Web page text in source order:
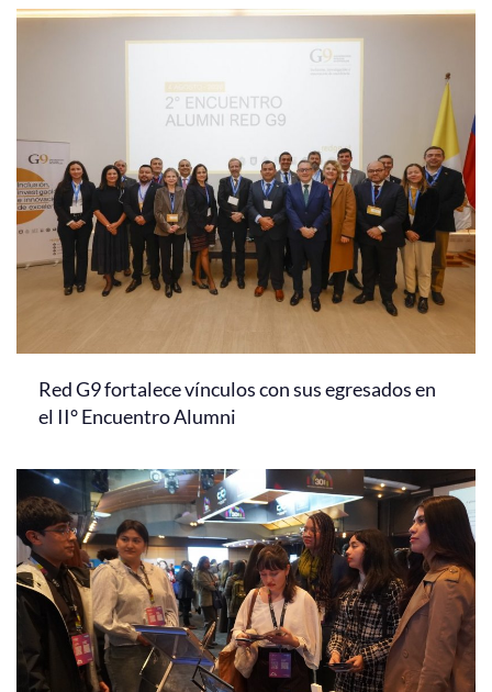
Red G9 fortalece vínculos con sus egresados en
el II° Encuentro Alumni